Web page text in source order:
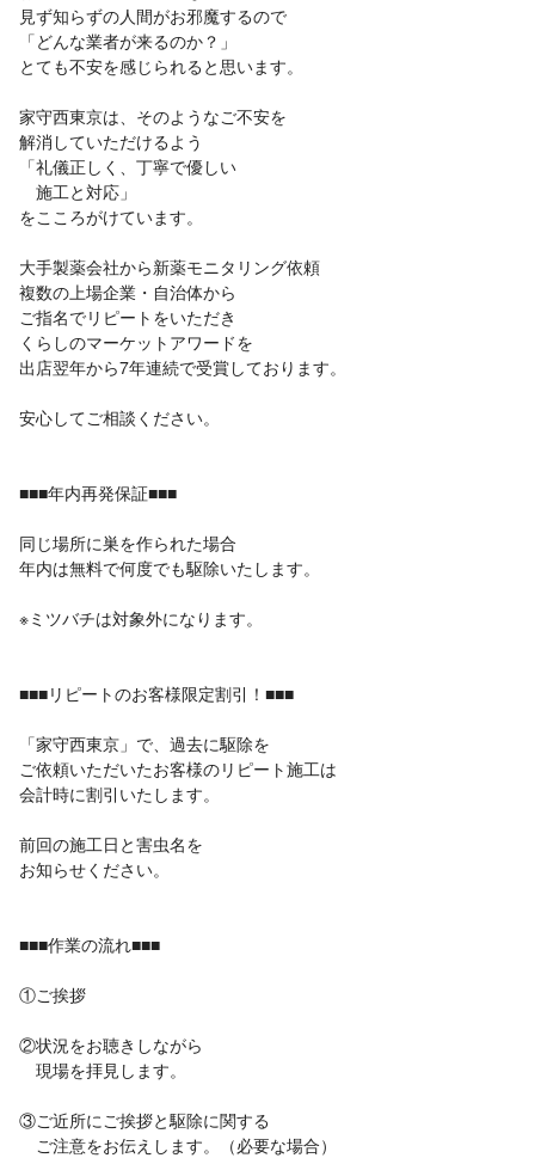
見ず知らずの人間がお邪魔するので
「どんな業者が来るのか？」
とても不安を感じられると思います。
家守西東京は、そのようなご不安を
解消していただけるよう
「礼儀正しく、丁寧で優しい
施工と対応」
をこころがけています。
大手製薬会社から新薬モニタリング依頼
複数の上場企業・自治体から
ご指名でリピートをいただき
くらしのマーケットアワードを
出店翌年から7年連続で受賞しております。
安心してご相談ください。
■■■年内再発保証■■■
同じ場所に巣を作られた場合
年内は無料で何度でも駆除いたします。
※ミツバチは対象外になります。
■■■リピートのお客様限定割引！■■■
「家守西東京」で、過去に駆除を
ご依頼いただいたお客様のリピート施工は
会計時に割引いたします。
前回の施工日と害虫名を
お知らせください。
■■■作業の流れ■■■
①ご挨拶
②状況をお聴きしながら
現場を拝見します。
③ご近所にご挨拶と駆除に関する
ご注意をお伝えします。（必要な場合）